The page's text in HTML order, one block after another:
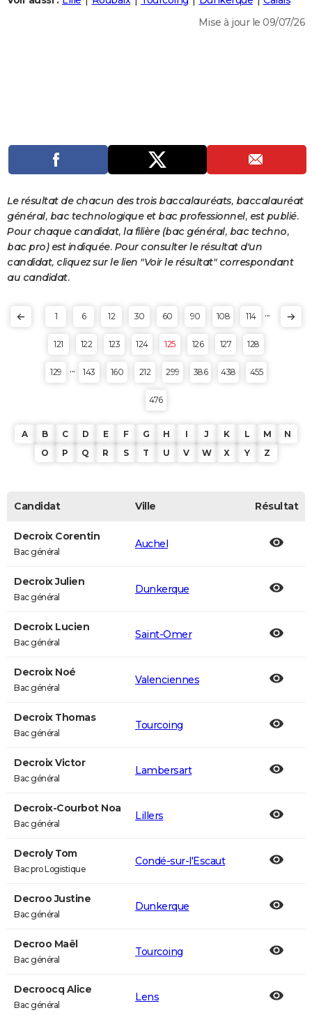
Dictionnaire
Biographies
Expressions
Proverbes
PROGRAMME TV
S'inscrire
Se connecter
Lycées
Collèges
Primaires
Universités
Entreprises
Service militaire
Avis de recherche
AVIS DE DÉCÈS
FORUM
Bricolage
Lifestyle
Culture
Sport
Auto
Television
Voyage
Cinema
Mise à jour le 09/07/26
Le résultat de chacun des trois baccalauréats, baccalauréat
général, bac technologique et bac professionnel, est publié.
Pour chaque candidat, la filière (bac général, bac techno,
bac pro) est indiquée. Pour consulter le résultat d'un
candidat, cliquez sur le lien "Voir le résultat" correspondant
au candidat.
1 6 12 30 60 90 108 114 ...
121 122 123 124 125 126 127 128
129 ... 143 160 212 299 386 438 455
476
A B C D E F G H I J K L M
N
O
P Q R S T U V W X Y Z
Candidat Ville Résultat
Decroix Corentin
Bac général
Auchel
Decroix Julien
Bac général
Dunkerque
Decroix Lucien
Bac général
Saint-Omer
Decroix Noé
Bac général
Valenciennes
Decroix Thomas
Bac général
Tourcoing
Decroix Victor
Bac général
Lambersart
Decroix-Courbot Noa
Bac général
Lillers
Decroly Tom
Bac pro Logistique
Condé-sur-l'Escaut
Decroo Justine
Bac général
Dunkerque
Decroo Maël
Bac général
Tourcoing
Decroocq Alice
Bac général
Lens